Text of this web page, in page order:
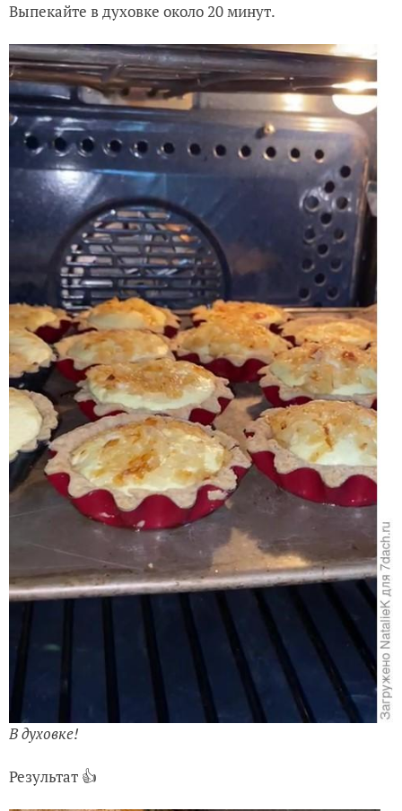
Выпекайте в духовке около 20 минут.
В духовке!
Результат 👍